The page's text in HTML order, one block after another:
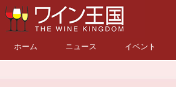
ホーム ニュース イベント